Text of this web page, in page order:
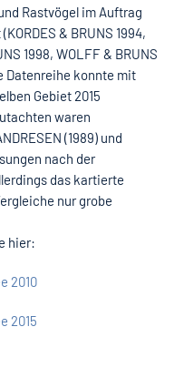
Rastvögel im Auftrag
& BRUNS 1994,
1998, WOLFF & BRUNS
Datenreihe konnte mit
Gebiet 2015
waren
(1989) und
nach der
das kartierte
nur grobe
hier:
2010
2015